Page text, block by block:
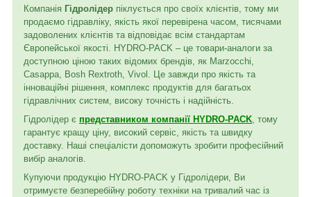
Компанія Гідролідер піклується про своїх клієнтів, тому ми
продаємо гідравліку, якість якої перевірена часом, тисячами
задоволених клієнтів та відповідає всім стандартам
Європейської якості. HYDRO-PACK – це товари-аналоги за
доступною ціною таких відомих брендів, як Marzocchi,
Casappa, Bosh Rextroth, Vivol. Це завжди про якість та
інноваційні рішення, комплекс продуктів для багатьох
гідравлічних систем, високу точність і надійність.
Гідролідер є представником компанії HYDRO-PACK , тому
гарантує кращу ціну, високий сервіс, якість та швидку
доставку. Наші спеціалісти допоможуть зробити професійний
вибір аналогів.
Купуючи продукцію HYDRO-PACK у Гідролідери, Ви
отримуєте безперебійну роботу техніки на тривалий час із